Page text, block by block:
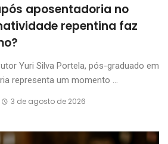
aposentadoria no
repentina faz
Yuri Silva Portela, pós-graduado em
representa um momento ...
3 de agosto de 2026